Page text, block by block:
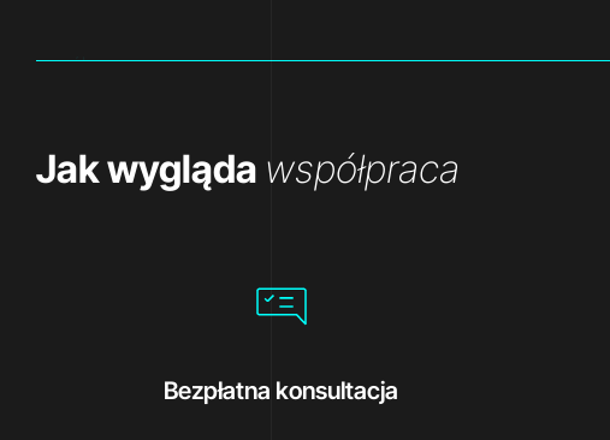
Jak wygląda współpraca
Bezpłatna konsultacja